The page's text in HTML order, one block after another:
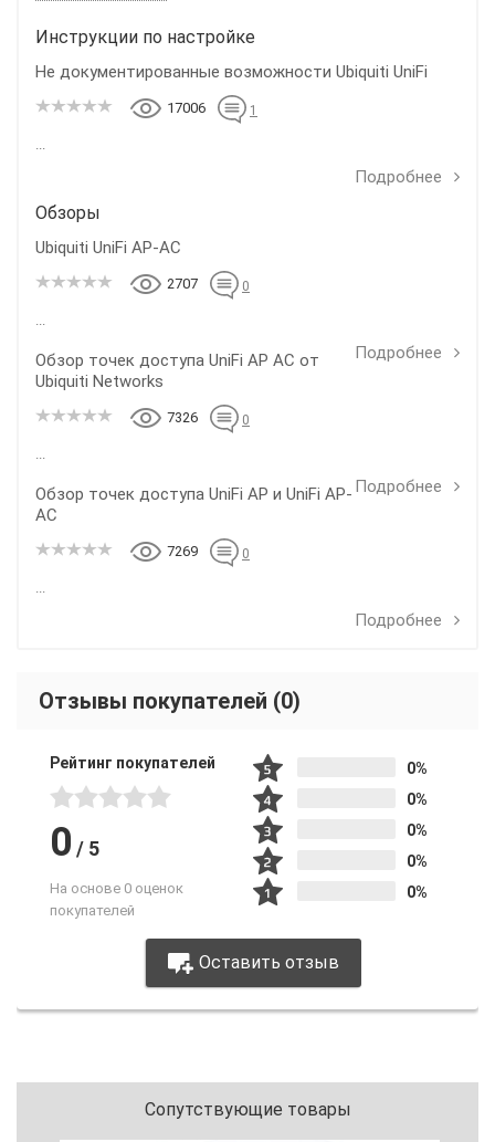
Инструкции по настройке
Не документированные возможности Ubiquiti UniFi
17006 1
...
Подробнее
Обзоры
Ubiquiti UniFi AP-AC
2707 0
...
Подробнее
Обзор точек доступа UniFi AP AC от
Ubiquiti Networks
7326 0
...
Подробнее
Обзор точек доступа UniFi AP и UniFi AP-
AC
7269 0
...
Подробнее
Отзывы покупателей (0)
Рейтинг покупателей
0 / 5
На основе 0 оценок
покупателей
0%
0%
0%
0%
0%
Оставить отзыв
Сопутствующие товары